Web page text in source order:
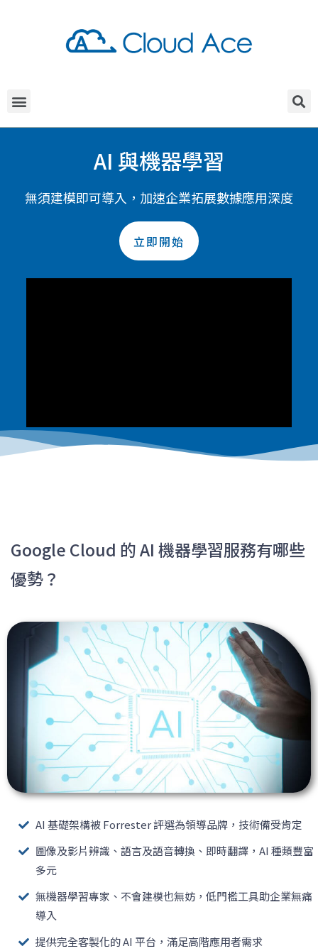
AI 與機器學習
無須建模即可導入，加速企業拓展數據應用深度
立即開始
Google Cloud 的 AI 機器學習服務有哪些
優勢？
AI 基礎架構被 Forrester 評選為領導品牌，技術備受肯定
圖像及影片辨識、語言及語音轉換、即時翻譯，AI 種類豐富
多元
無機器學習專家、不會建模也無妨，低門檻工具助企業無痛
導入
提供完全客製化的 AI 平台，滿足高階應用者需求